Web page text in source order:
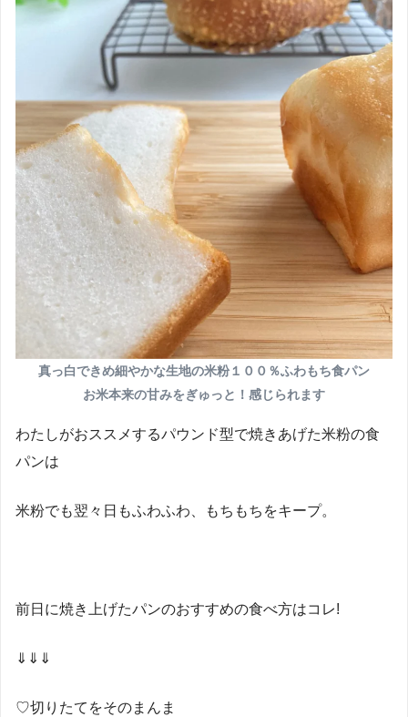
真っ白できめ細やかな生地の米粉１００％ふわもち食パン
お米本来の甘みをぎゅっと！感じられます
わたしがおススメするパウンド型で焼きあげた米粉の食
パンは
米粉でも翌々日もふわふわ、もちもちをキープ。
前日に焼き上げたパンのおすすめの食べ方はコレ!
⇓⇓⇓
♡切りたてをそのまんま